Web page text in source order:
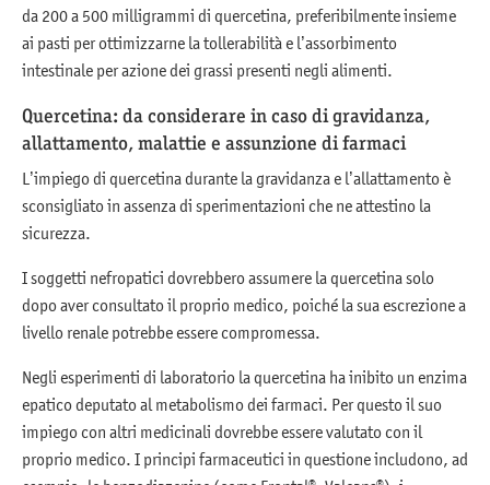
da 200 a 500 milligrammi di quercetina, preferibilmente insieme
ai pasti per ottimizzarne la tollerabilità e l’assorbimento
intestinale per azione dei grassi presenti negli alimenti.
Quercetina: da considerare in caso di gravidanza,
allattamento, malattie e assunzione di farmaci
L’impiego di quercetina durante la gravidanza e l’allattamento è
sconsigliato in assenza di sperimentazioni che ne attestino la
sicurezza.
I soggetti nefropatici dovrebbero assumere la quercetina solo
dopo aver consultato il proprio medico, poiché la sua escrezione a
livello renale potrebbe essere compromessa.
Negli esperimenti di laboratorio la quercetina ha inibito un enzima
epatico deputato al metabolismo dei farmaci. Per questo il suo
impiego con altri medicinali dovrebbe essere valutato con il
proprio medico. I principi farmaceutici in questione includono, ad